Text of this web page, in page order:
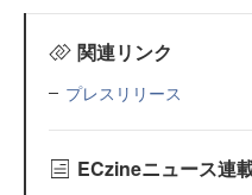
関連リンク
プレスリリース
ECzineニュース連